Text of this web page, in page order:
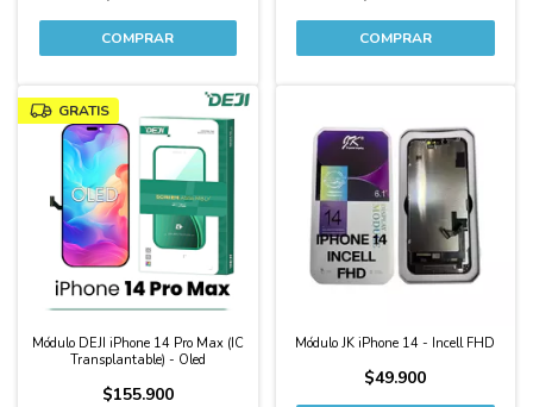
GRATIS
Módulo DEJI iPhone 14 Pro Max (IC
Transplantable) - Oled
$155.900
Módulo JK iPhone 14 - Incell FHD
$49.900